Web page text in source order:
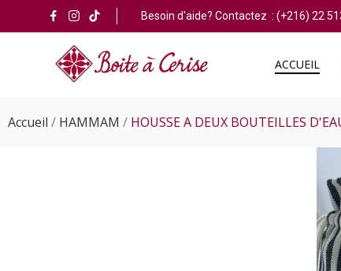
Besoin d'aide? Contactez :(+216) 22
ACCUEIL
Accueil HAMMAM HOUSSE A DEUX BOUTEILLES